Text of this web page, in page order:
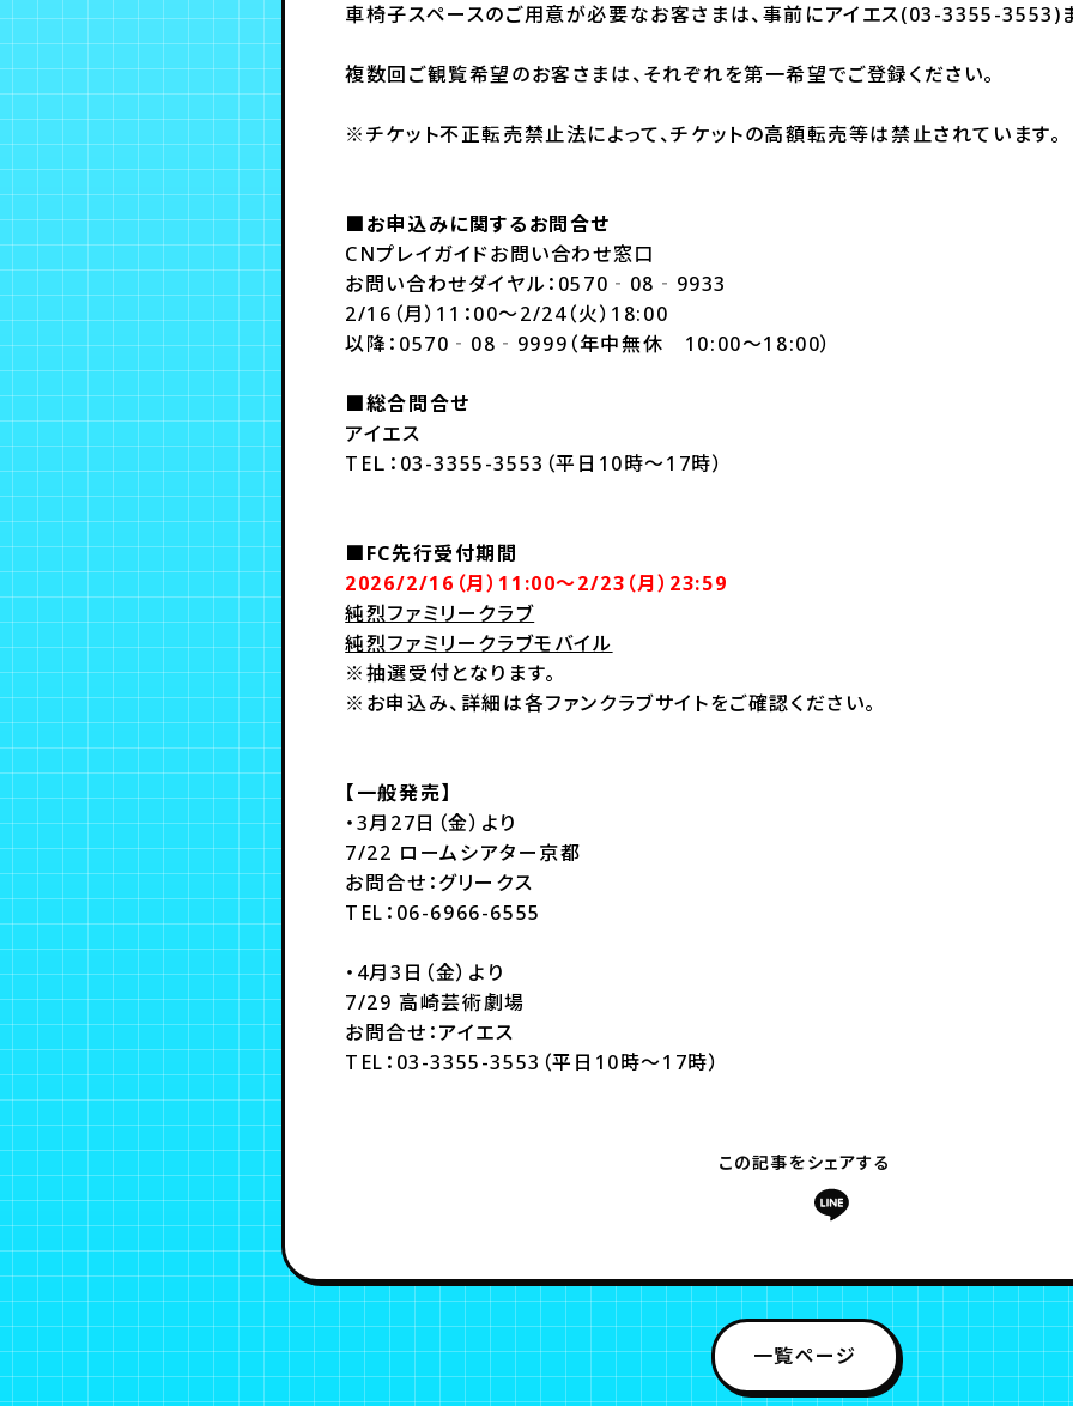
車椅子スペースのご用意が必要なお客さまは、事前にアイエス(03-3355-3553)
複数回ご観覧希望のお客さまは、それぞれを第一希望でご登録ください。
※チケット不正転売禁止法によって、チケットの高額転売等は禁止されています。
■お申込みに関するお問合せ
CNプレイガイドお問い合わせ窓口
お問い合わせダイヤル：0570‐08‐9933
2/16（月）11：00～2/24（火）18:00
以降：0570‐08‐9999（年中無休 10:00～18:00）
■総合問合せ
アイエス
TEＬ：03-3355-3553（平日10時～17時）
■FC先行受付期間
2026/2/16（月）11:00～2/23（月）23:59
純烈ファミリークラブ
純烈ファミリークラブモバイル
※抽選受付となります。
※お申込み、詳細は各ファンクラブサイトをご確認ください。
【一般発売】
・3月27日（金）より
7/22 ロームシアター京都
お問合せ：グリークス
TEL：06-6966-6555
・4月3日（金）より
7/29 高崎芸術劇場
お問合せ：アイエス
TEL：03-3355-3553（平日10時～17時）
この記事をシェアする
一覧ページ